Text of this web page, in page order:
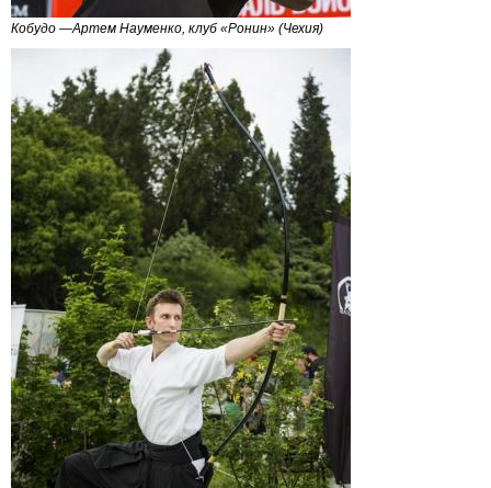
Кобудо —Артем Науменко, клуб «Ронин» (Чехия)